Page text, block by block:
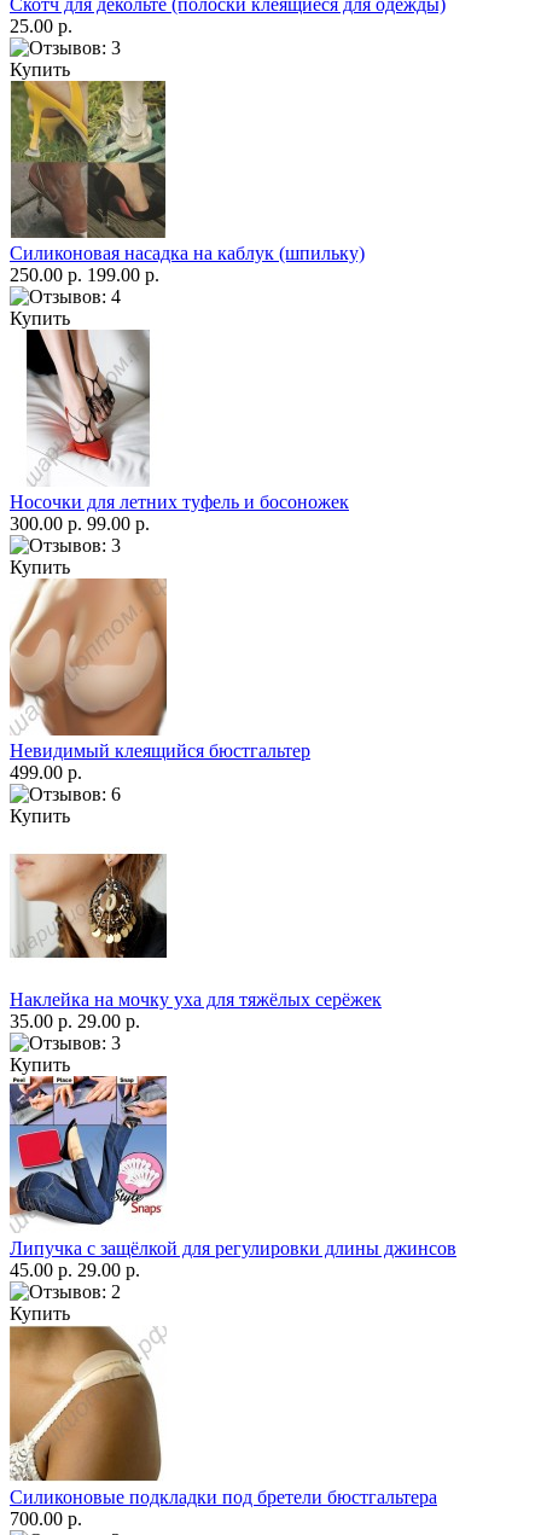
Скотч для декольте (полоски клеящиеся для одежды)
25.00 р.
Купить
Силиконовая насадка на каблук (шпильку)
250.00 р. 199.00 р.
Купить
Носочки для летних туфель и босоножек
300.00 р. 99.00 р.
Купить
Невидимый клеящийся бюстгальтер
499.00 р.
Купить
Наклейка на мочку уха для тяжёлых серёжек
35.00 р. 29.00 р.
Купить
Липучка с защёлкой для регулировки длины джинсов
45.00 р. 29.00 р.
Купить
Силиконовые подкладки под бретели бюстгальтера
700.00 р.